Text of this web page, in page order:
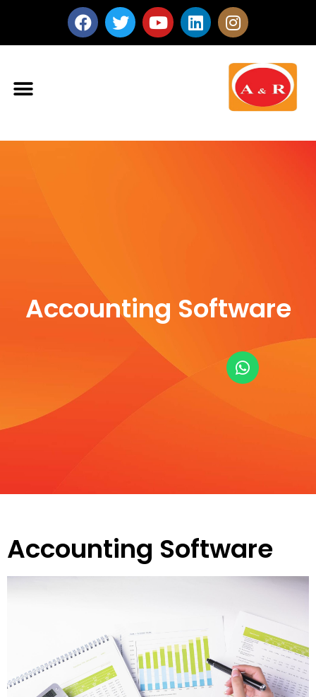
Accounting Software
Accounting Software